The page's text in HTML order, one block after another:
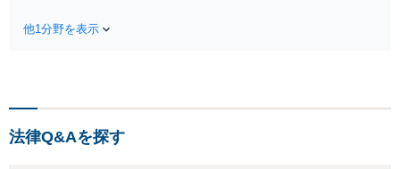
任意整理・個人再
他1分野を表示
法律Q&Aを探す